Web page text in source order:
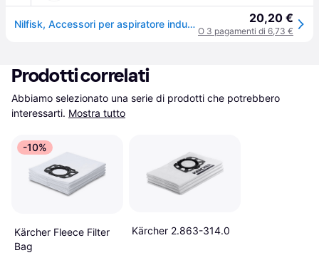
Nilfisk, Accessori per aspiratore industriale, sacchetto filtro er 20,20 €
O 3 pagamenti di 6,73 €
Prodotti correlati
Abbiamo selezionato una serie di prodotti che potrebbero
interessarti. Mostra tutto
-10%
Kärcher Fleece Filter
Bag
Kärcher 2.863-314.0